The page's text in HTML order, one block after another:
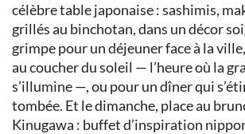
célèbre table japonaise : sashimis,
grillés au binchotan, dans un décor
grimpe pour un déjeuner face à la
au coucher du soleil — l’heure où la
s’illumine —, ou pour un dîner qui
tombée. Et le dimanche, place au
Kinugawa : buffet d’inspiration